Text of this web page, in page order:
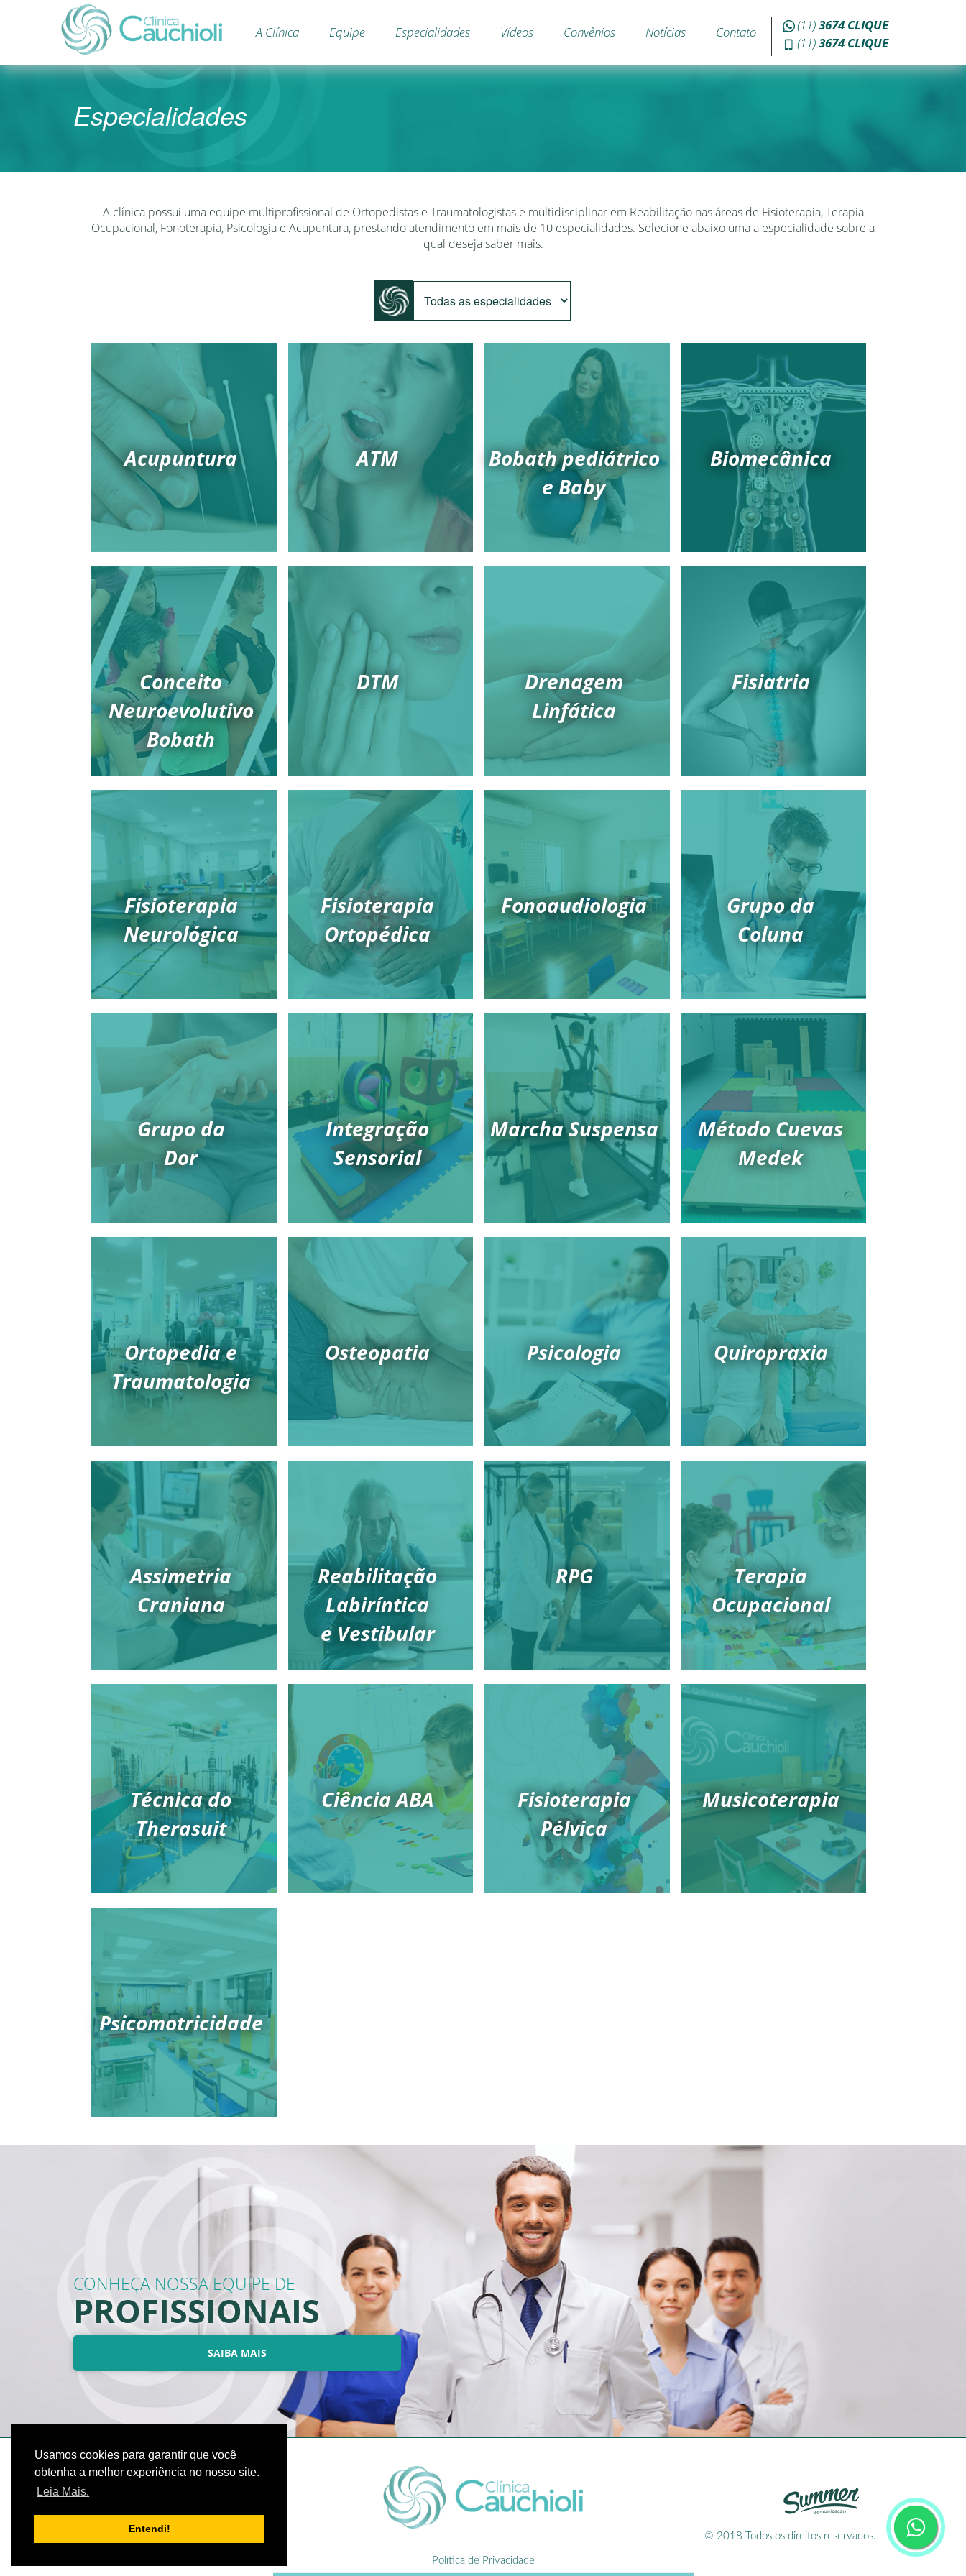
Usamos cookies para garantir que você
obtenha a melhor experiência no nosso site.
Leia Mais.
Entendi!
Clínica
Cauchioli
A Clínica Equipe Especialidades Vídeos Convênios Notícias Contato (11)3674 CLIQUE
(11)3674 CLIQUE
Especialidades
A clínica possui uma equipe multiprofissional de Ortopedistas e Traumatologistas e multidisciplinar em Reabilitação nas áreas de Fisioterapia, Terapia
Ocupacional, Fonoterapia, Psicologia e Acupuntura, prestando atendimento em mais de 10 especialidades. Selecione abaixo uma a especialidade sobre a
qual deseja saber mais.
Acupuntura ATM
Bobath pediátrico
e Baby
Biomecânica
Conceito
Neuroevolutivo
Bobath
DTM
Drenagem
Linfática
Fisiatria
Fisioterapia
Neurológica
Fisioterapia
Ortopédica
Fonoaudiologia
Grupo da
Coluna
Grupo da
Dor
Integração
Sensorial
Marcha Suspensa
Método Cuevas
Medek
Ortopedia e
Traumatologia
Osteopatia Psicologia Quiropraxia
Assimetria
Craniana
Reabilitação
Labiríntica
e Vestibular
RPG
Terapia
Ocupacional
Técnica do
Therasuit
Ciência ABA
Fisioterapia
Pélvica
Musicoterapia
Psicomotricidade
CONHEÇA NOSSA EQUIPE DE
PROFISSIONAIS
SAIBA MAIS
Política de Privacidade
© 2018 Todos os direitos reservados.